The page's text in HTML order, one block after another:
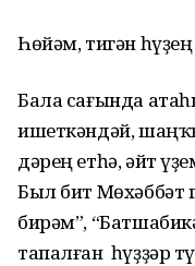
Һөйәм, тигән
Бала сағында
ишеткәндәй,
дәрең етһә, әйт
Был бит Мөхәббәт
бирәм”,
тапалған һүҙҙәр